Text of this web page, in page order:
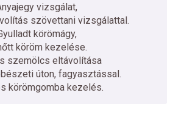
vizsgálat,
szövettani vizsgálattal.
körömágy,
köröm kezelése.
szemölcs eltávolítása
úton, fagyasztással.
körömgomba kezelés.